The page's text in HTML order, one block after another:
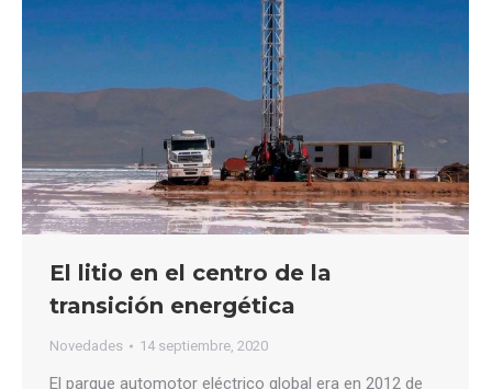
El litio en el centro de la
transición energética
Novedades 14 septiembre, 2020
El parque automotor eléctrico global era en 2012 de